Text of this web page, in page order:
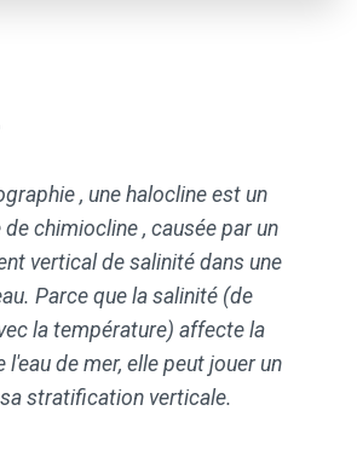
, une halocline est un
chimiocline , causée par un
vertical de salinité dans une
Parce que la salinité (de
la température) affecte la
l'eau de mer, elle peut jouer un
stratification verticale.